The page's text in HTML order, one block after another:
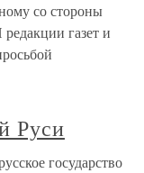
со стороны
газет и
Руси
государство